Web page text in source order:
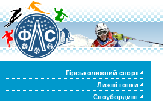
Гірськолижний спорт
Лижні гонки
Сноубординг